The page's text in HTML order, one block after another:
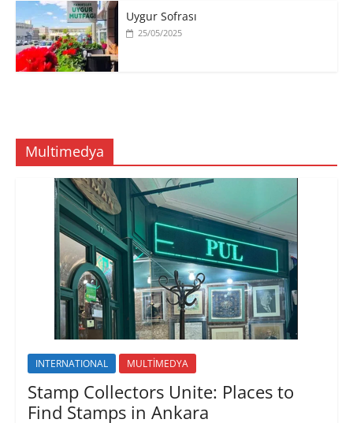
Uygur Sofrası
25/05/2025
Multimedya
INTERNATIONAL MULTİMEDYA
Stamp Collectors Unite: Places to
Find Stamps in Ankara